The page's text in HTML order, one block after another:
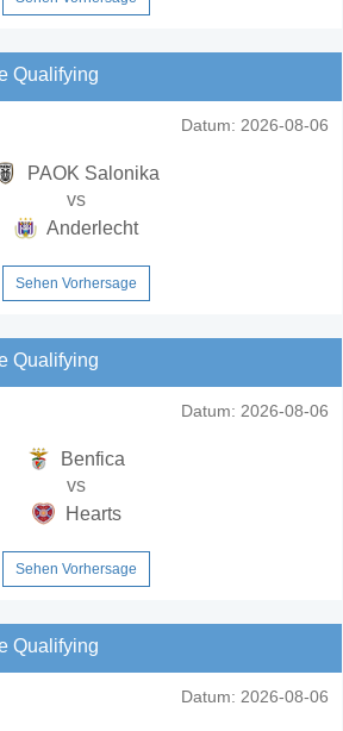
Qualifying
Datum: 2026-08-06
PAOK Salonika
vs
Anderlecht
Sehen Vorhersage
Qualifying
Datum: 2026-08-06
Benfica
vs
Hearts
Sehen Vorhersage
Qualifying
Datum: 2026-08-06